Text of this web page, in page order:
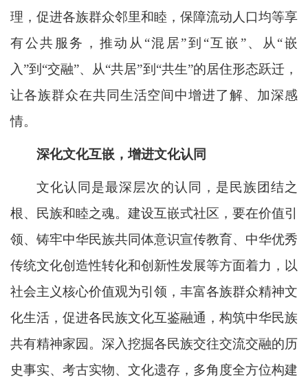
理，促进各族群众邻里和睦，保障流动人口均等享
有公共服务，推动从“混居”到“互嵌”、从“嵌
入”到“交融”、从“共居”到“共生”的居住形态跃迁，
让各族群众在共同生活空间中增进了解、加深感
情。
深化文化互嵌，增进文化认同
文化认同是最深层次的认同，是民族团结之
根、民族和睦之魂。建设互嵌式社区，要在价值引
领、铸牢中华民族共同体意识宣传教育、中华优秀
传统文化创造性转化和创新性发展等方面着力，以
社会主义核心价值观为引领，丰富各族群众精神文
化生活，促进各民族文化互鉴融通，构筑中华民族
共有精神家园。深入挖掘各民族交往交流交融的历
史事实、考古实物、文化遗存，多角度全方位构建